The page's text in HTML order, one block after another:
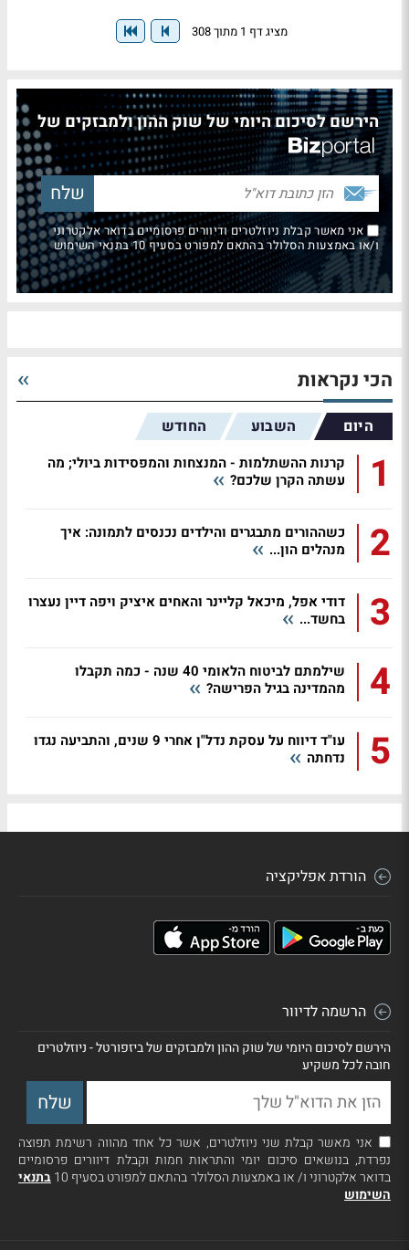
מציג דף 1 מתוך 308
הירשם לסיכום היומי של שוק ההון ולמבזקים של
אני מאשר קבלת ניוזלטרים ודיוורים פרסומיים בדואר אלקטרוני
ו/או באמצעות הסלולר בהתאם למפורט בסעיף 10 בתנאי השימוש
הכי נקראות
היום השבוע החודש
1
קרנות ההשתלמות - המנצחות והמפסידות ביולי; מה
עשתה הקרן שלכם?
2
כשההורים מתבגרים והילדים נכנסים לתמונה: איך
מנהלים הון...
3
דודי אפל, מיכאל קליינר והאחים איציק ויפה דיין נעצרו
בחשד...
4
שילמתם לביטוח הלאומי 40 שנה - כמה תקבלו
מהמדינה בגיל הפרישה?
5
עו"ד דיווח על עסקת נדל"ן אחרי 9 שנים, והתביעה נגדו
נדחתה
הורדת אפליקציה
הרשמה לדיוור
הירשם לסיכום היומי של שוק ההון ולמבזקים של ביזפורטל - ניוזלטרים
חובה לכל משקיע
אני מאשר קבלת שני ניוזלטרים, אשר כל אחד מהווה רשימת תפוצה
נפרדת, בנושאים סיכום יומי והתראות חמות וקבלת דיוורים פרסומיים
בדואר אלקטרוני ו/ או באמצעות הסלולר בהתאם למפורט בסעיף 10
בתנאי
השימוש